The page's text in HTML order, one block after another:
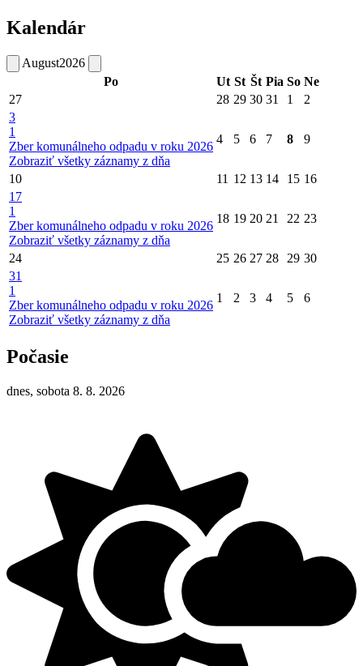
Kalendár
August2026
Po
Ut St Št Pia So Ne
27
28 29 30 31 1
2
3
1
Zber komunálneho odpadu v roku 2026
Zobraziť všetky záznamy z dňa
4 5 6 7 8 9
10 11 12 13 14 15 16
17
1
Zber komunálneho odpadu v roku 2026
Zobraziť všetky záznamy z dňa
18 19 20 21 22 23
24 25 26 27 28 29 30
31
1
Zber komunálneho odpadu v roku 2026
Zobraziť všetky záznamy z dňa
1 2 3 4 5 6
Počasie
dnes, sobota 8. 8. 2026